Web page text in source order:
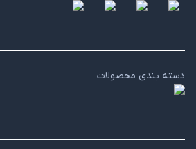
دسته بندی محصولات